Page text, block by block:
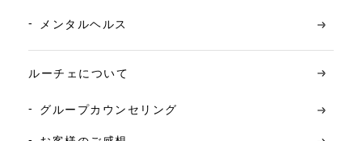
メンタルヘルス
ルーチェについて
グループカウンセリング